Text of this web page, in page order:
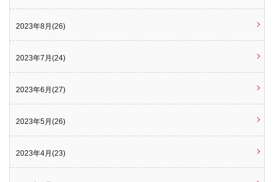
2023年8月(26)
2023年7月(24)
2023年6月(27)
2023年5月(26)
2023年4月(23)